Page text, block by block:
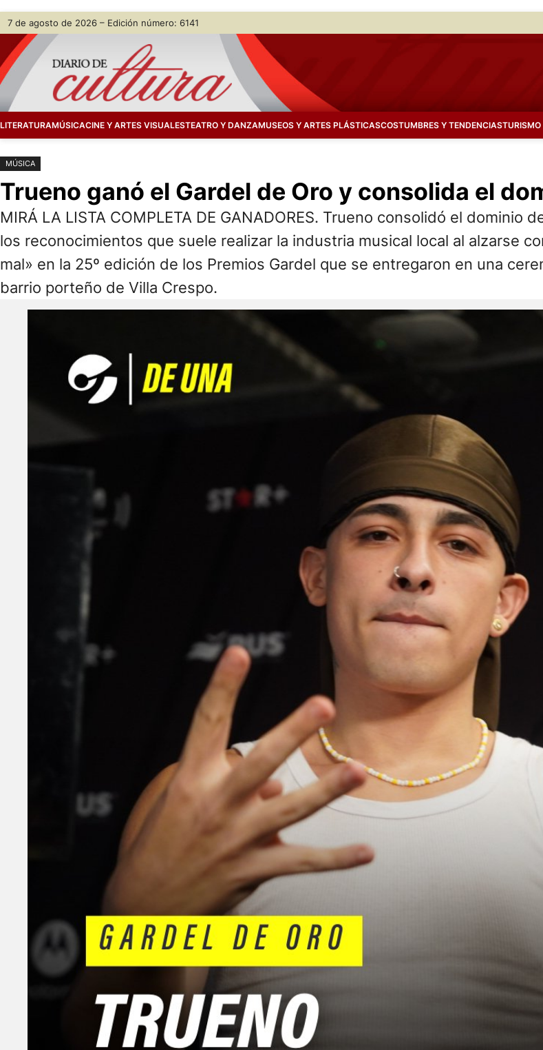
Saltar
contenido
Skip
content
7 de agosto de 2026 – Edición número: 6141
LITERATURAMÚSICACINE Y ARTES VISUALESTEATRO Y DANZAMUSEOS Y ARTES PLÁSTICASCOSTUMBRES Y TENDENCIAS
MÚSICA
Trueno ganó el Gardel de Oro y consolida el
MIRÁ LA LISTA COMPLETA DE GANADORES. Trueno consolidó el
los reconocimientos que suele realizar la industria musical local al alzarse
mal» en la 25º edición de los Premios Gardel que se entregaron en una
barrio porteño de Villa Crespo.
El sucesor de Wos como máximo vencedor en estos premios, quien partía
nominaciones, también se hizo acreedor de la estatuilla a la Grabación del
Peluso, a Mejor Disco de Música Urbana y a Mejor Colaboración por su
Spinetta, el otro gran ganador de la velada con cuatro reconocimientos.
Con su disco «Mesa dulce», el ex Illya Kuryaki and The Valderramas, quien
galardón a Productor del Año, Ingeniería de Grabación y Mejor Canción de
“Ser parte de la genética de la música urbana es un honor para mi“, había
recibir la estatuilla por el tema «Sudaka», en tanto que a su lado Trueno lo
mentores del hip-hop en la Argentina».